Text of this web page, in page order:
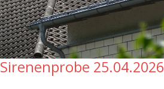
Sirenenprobe 25.04.2026